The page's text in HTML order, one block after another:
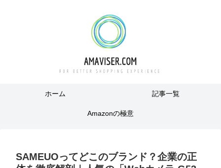
ホーム 記事一覧
Amazonの極意
SAMEUOってどこのブランド？企業の正